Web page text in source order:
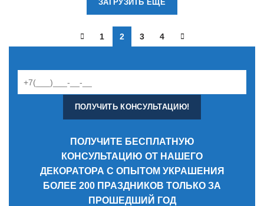
ЗАГРУЗИТЬ ЕЩЕ
1 2 3 4
ПОЛУЧИТЕ БЕСПЛАТНУЮ
КОНСУЛЬТАЦИЮ ОТ НАШЕГО
ДЕКОРАТОРА С ОПЫТОМ УКРАШЕНИЯ
БОЛЕЕ 200 ПРАЗДНИКОВ ТОЛЬКО ЗА
ПРОШЕДШИЙ ГОД